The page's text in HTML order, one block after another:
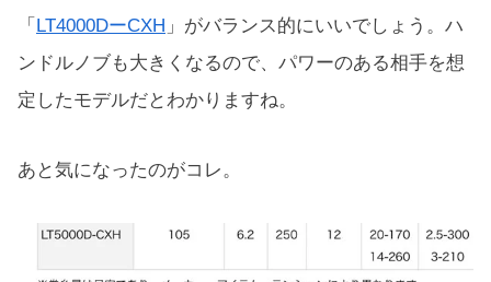
「 LT4000DーCXH 」がバランス的にいいでしょう。ハ
ンドルノブも大きくなるので、パワーのある相手を想
定したモデルだとわかりますね。
あと気になったのがコレ。